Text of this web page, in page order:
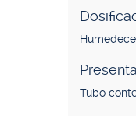
Tubo